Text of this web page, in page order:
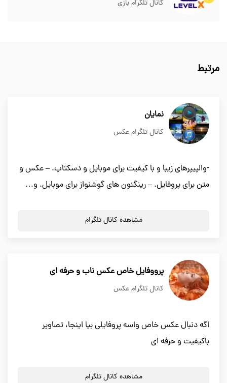
کانال تلگرام بازی
مرتبط
نمایان
کانال تلگرام عکس
-والپیپرهای زیبا و با کیفیت برای موبایل و دسکتاپ. – عکس و
متن برای پروفایل. – رینگتون های گوشنواز برای موبایل. و…
مشاهده کانال تلگرام
پرووفایل خاص عکس ناب و حرفه ای
کانال تلگرام عکس
اگه دنبال عکس خاص واسه پروفایلی بیا اینجا، تصاویر
باکیفیت و حرفه ای
مشاهده کانال تلگرام